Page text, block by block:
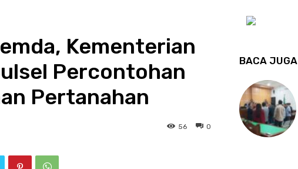
Kementerian
Percontohan
Pertanahan
0
56
BACA JUGA